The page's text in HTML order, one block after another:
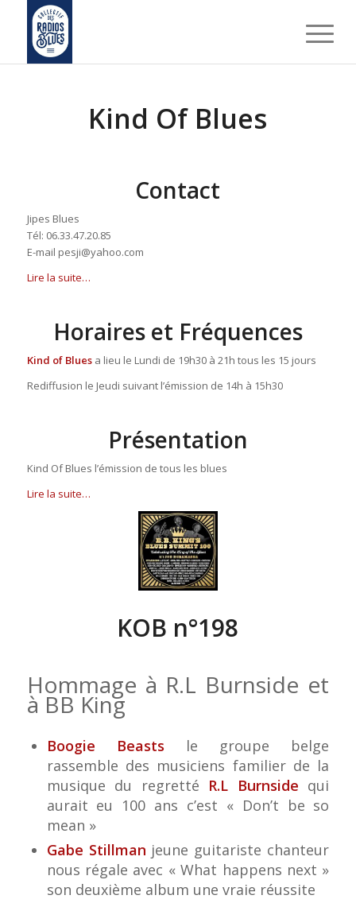
Kind Of Blues
Contact
Jipes Blues
Tél: 06.33.47.20.85
E-mail pesji@yahoo.com
Lire la suite…
Horaires et Fréquences
Kind of Bluesa lieu le Lundi de 19h30 à 21h tous les 15 jours
Rediffusion le Jeudi suivant l’émission de 14h à 15h30
Présentation
Kind Of Blues l’émission de tous les blues
Lire la suite…
KOB n°198
Hommage à R.L Burnside et
à BB King
Boogie Beasts le groupe belge
rassemble des musiciens familier de la
musique du regretté R.L Burnside qui
aurait eu 100 ans c’est « Don’t be so
mean »
Gabe Stillman jeune guitariste chanteur
nous régale avec « What happens next »
son deuxième album une vraie réussite